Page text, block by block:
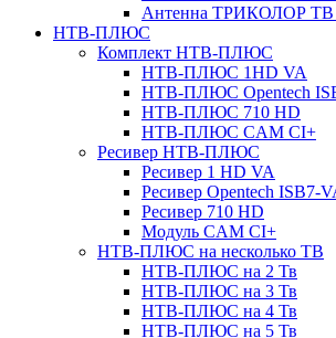
Антенна ТРИКОЛОР ТВ
НТВ-ПЛЮС
Комплект НТВ-ПЛЮС
НТВ-ПЛЮС 1HD VA
НТВ-ПЛЮС Opentech
НТВ-ПЛЮС 710 HD
НТВ-ПЛЮС CAM CI+
Ресивер НТВ-ПЛЮС
Ресивер 1 HD VA
Ресивер Opentech ISB7-
Ресивер 710 HD
Модуль CAM CI+
НТВ-ПЛЮС на несколько ТВ
НТВ-ПЛЮС на 2 Тв
НТВ-ПЛЮС на 3 Тв
НТВ-ПЛЮС на 4 Тв
НТВ-ПЛЮС на 5 Тв